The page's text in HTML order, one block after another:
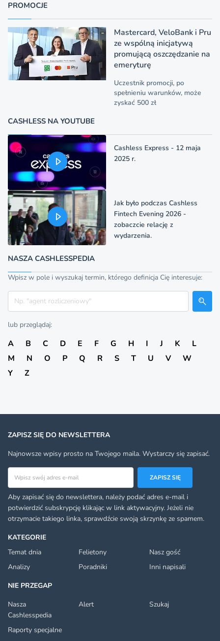
PROMOCJE
Mastercard, VeloBank i Pru
ze wspólną inicjatywą
promującą oszczędzanie na
emeryturę
Uczestnik promocji, po
spełnieniu warunków, może
zyskać 500 zł
CASHLESS NA YOUTUBE
Cashless Express - 12 maja
2025 r.
Jak było podczas Cashless
Fintech Evening 2026 -
zobaczcie relację z
wydarzenia.
NASZA CASHLESSPEDIA
Wpisz w pole i wyszukaj termin, którego definicja Cię interesuje:
Szukaj
lub przeglądaj:
A B C D E F G H I J K
L
M
N O P Q R S T U V
W
Y
Z
KATEGORIE
Temat dnia
Felietony
Nasz gość
Analizy
Poradniki
Inni napisali
NIE PRZEGAP
Nasza
Cashlesspedia
Alert Szukaj
Raporty specjalne
ZAPISZ SIĘ DO NEWSLETTERA
Najnowsze wpisy prosto na Twojego maila. Wystarczy się zapisać.
Adres email
ZAPISZ SIĘ
Aby zapisać się do newslettera, należy podać adres e-mail i
potwierdzić subskrypcję klikając w link aktywacyjny. Jeżeli nie
otrzymacie takiego linka, sprawdźcie swoją skrzynkę ze spamem.